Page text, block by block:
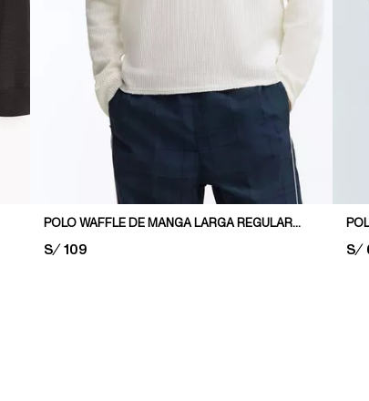
POLO WAFFLE DE MANGA LARGA REGULAR FIT
PRICE:
S/ 109 S/